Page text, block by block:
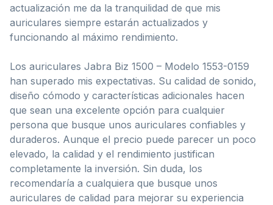
actualización me da la tranquilidad de que mis
auriculares siempre estarán actualizados y
funcionando al máximo rendimiento.
Los auriculares Jabra Biz 1500 – Modelo 1553-0159
han superado mis expectativas. Su calidad de sonido,
diseño cómodo y características adicionales hacen
que sean una excelente opción para cualquier
persona que busque unos auriculares confiables y
duraderos. Aunque el precio puede parecer un poco
elevado, la calidad y el rendimiento justifican
completamente la inversión. Sin duda, los
recomendaría a cualquiera que busque unos
auriculares de calidad para mejorar su experiencia